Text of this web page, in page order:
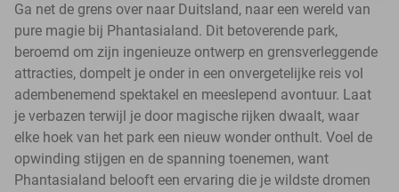
Ga net de grens over naar Duitsland, naar een wereld van
pure magie bij Phantasialand. Dit betoverende park,
beroemd om zijn ingenieuze ontwerp en grensverleggende
attracties, dompelt je onder in een onvergetelijke reis vol
adembenemend spektakel en meeslepend avontuur. Laat
je verbazen terwijl je door magische rijken dwaalt, waar
elke hoek van het park een nieuw wonder onthult. Voel de
opwinding stijgen en de spanning toenemen, want
Phantasialand belooft een ervaring die je wildste dromen